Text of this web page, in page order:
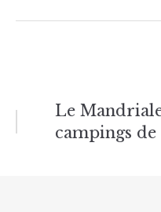
Navigation
Le
campings de